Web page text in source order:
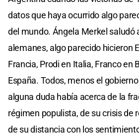
datos que haya ocurrido algo
del mundo. Ángela Merkel saludó
alemanes, algo parecido hicieron
Francia, Prodi en Italia, Franco en
España. Todos, menos el
alguna duda había acerca de la
régimen populista, de su crisis de
de su distancia con los